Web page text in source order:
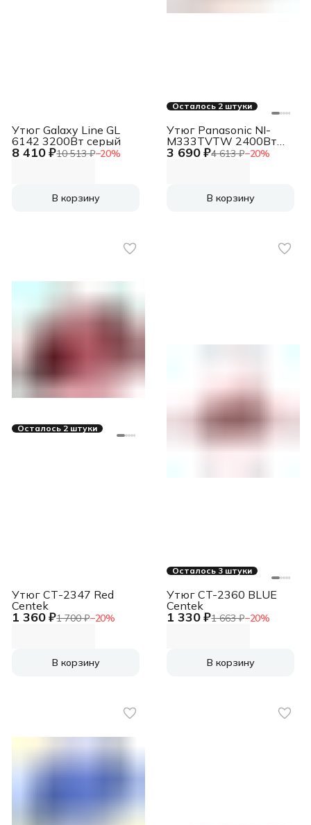
8 410 ₽10 513 ₽−20%
Утюг Galaxy Line GL
6142 3200Вт серый
В корзину
Осталось 2 штуки
3 690 ₽4 613 ₽−20%
Утюг Panasonic NI-
M333TVTW 2400Вт
розовый
В корзину
Осталось 2 штуки
1 360 ₽1 700 ₽−20%
Утюг СТ-2347 Red
Centek
В корзину
Осталось 3 штуки
1 330 ₽1 663 ₽−20%
Утюг CT-2360 BLUE
Centek
В корзину